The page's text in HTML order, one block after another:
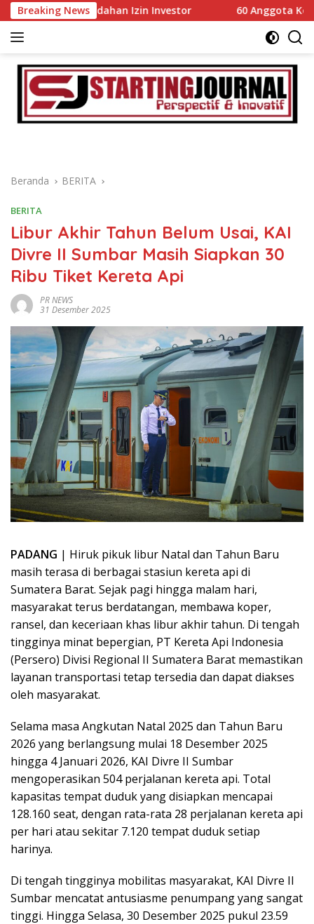
Langsung
ke
konten
Breaking News
Izin Investor 60 Anggota Kontingen
Beranda BERITA
BERITA
Libur Akhir Tahun Belum Usai, KAI
Divre II Sumbar Masih Siapkan 30
Ribu Tiket Kereta Api
PR NEWS
31 Desember 2025
PADANG | Hiruk pikuk libur Natal dan Tahun Baru
masih terasa di berbagai stasiun kereta api di
Sumatera Barat. Sejak pagi hingga malam hari,
masyarakat terus berdatangan, membawa koper,
ransel, dan keceriaan khas libur akhir tahun. Di tengah
tingginya minat bepergian, PT Kereta Api Indonesia
(Persero) Divisi Regional II Sumatera Barat memastikan
layanan transportasi tetap tersedia dan dapat diakses
oleh masyarakat.
Selama masa Angkutan Natal 2025 dan Tahun Baru
2026 yang berlangsung mulai 18 Desember 2025
hingga 4 Januari 2026, KAI Divre II Sumbar
mengoperasikan 504 perjalanan kereta api. Total
kapasitas tempat duduk yang disiapkan mencapai
128.160 seat, dengan rata-rata 28 perjalanan kereta api
per hari atau sekitar 7.120 tempat duduk setiap
harinya.
Di tengah tingginya mobilitas masyarakat, KAI Divre II
Sumbar mencatat antusiasme penumpang yang sangat
tinggi. Hingga Selasa, 30 Desember 2025 pukul 23.59